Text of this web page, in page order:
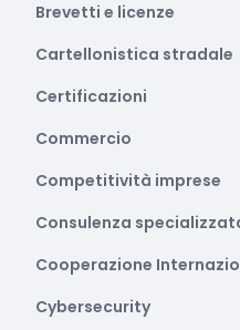
Brevetti e licenze
Cartellonistica stradale
Certificazioni
Commercio
Competitività imprese
Consulenza
Cooperazione
Cybersecurity